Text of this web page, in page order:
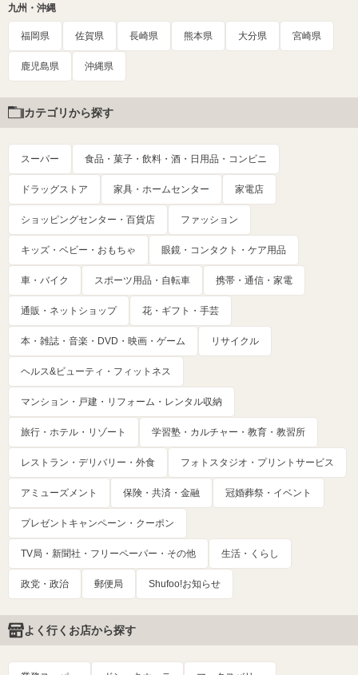
九州・沖縄
福岡県 佐賀県 長崎県 熊本県 大分県 宮崎県
鹿児島県 沖縄県
カテゴリから探す
スーパー 食品・菓子・飲料・酒・日用品・コンビニ
ドラッグストア 家具・ホームセンター 家電店
ショッピングセンター・百貨店 ファッション
キッズ・ベビー・おもちゃ 眼鏡・コンタクト・ケア用品
車・バイク スポーツ用品・自転車 携帯・通信・家電
通販・ネットショップ 花・ギフト・手芸
本・雑誌・音楽・DVD・映画・ゲーム リサイクル
ヘルス&ビューティ・フィットネス
マンション・戸建・リフォーム・レンタル収納
旅行・ホテル・リゾート 学習塾・カルチャー・教育・教習所
レストラン・デリバリー・外食 フォトスタジオ・プリントサービス
アミューズメント 保険・共済・金融 冠婚葬祭・イベント
プレゼントキャンペーン・クーポン
TV局・新聞社・フリーペーパー・その他 生活・くらし
政党・政治 郵便局 Shufoo!お知らせ
よく行くお店から探す